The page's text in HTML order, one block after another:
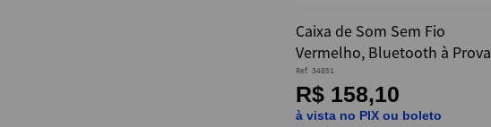
Caixa de Som Sem Fio
Vermelho, Bluetooth à Prova
D'Água Aerbox - Geonav
Ref. 34851
R$ 158,10
à vista no PIX ou boleto